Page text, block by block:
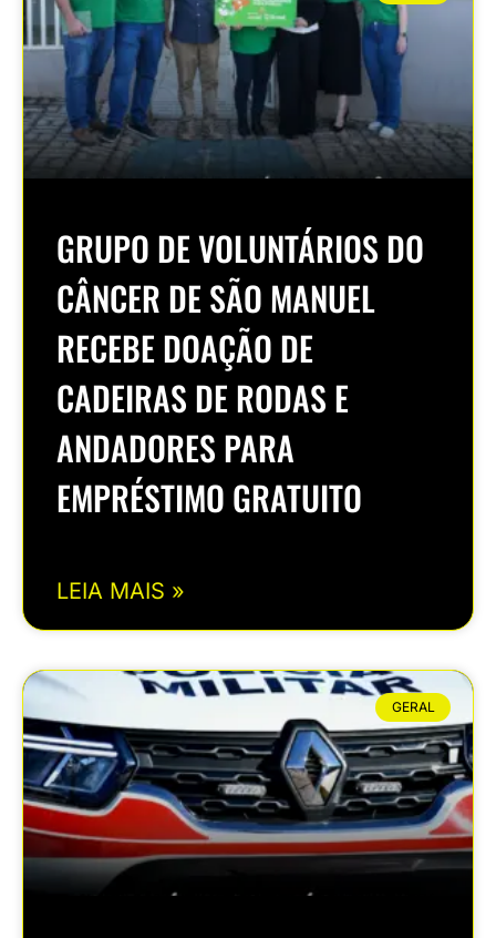
GRUPO DE VOLUNTÁRIOS DO
CÂNCER DE SÃO MANUEL
RECEBE DOAÇÃO DE
CADEIRAS DE RODAS E
ANDADORES PARA
EMPRÉSTIMO GRATUITO
LEIA MAIS »
GERAL